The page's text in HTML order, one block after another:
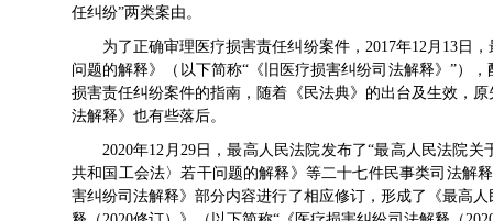
任纠纷”两类案由。
为了正确审理医疗损害责任纠纷案件，2017年12月13日
问题的解释》（以下简称“《旧医疗损害纠纷司法解释》”）
损害责任纠纷案件的指南，随着《民法典》的出台及生效，
法解释》也有些落后。
2020年12月29日，最高人民法院发布了“最高人民法院
共和国工会法〉若干问题的解释》等二十七件民事类司法解
害纠纷司法解释》部分内容进行了相应修订，形成了《最高